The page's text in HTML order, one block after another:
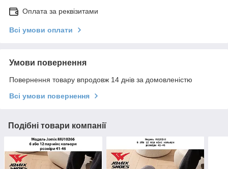
Оплата за реквізитами
Всі умови оплати
Умови повернення
Повернення товару впродовж 14 днів за домовленістю
Всі умови повернення
Подібні товари компанії